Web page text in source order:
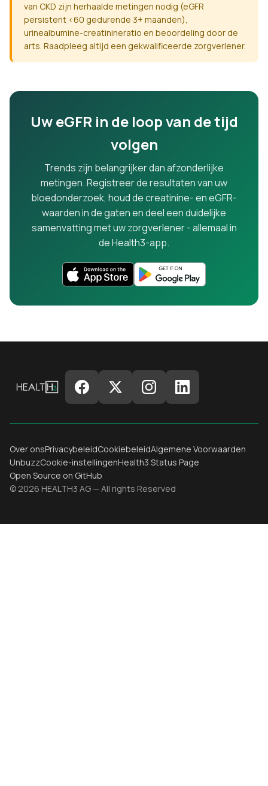
van CKD zijn herhaalde metingen nodig (eGFR
persistent <60 gedurende 3+ maanden),
urinealbumine-creatinineratio en beoordeling door de
arts. Raadpleeg altijd een gekwalificeerde zorgverlener.
Uw eGFR in de loop van de tijd
volgen
Trends zijn belangrijker dan afzonderlijke
metingen. Registreer de resultaten van uw
bloedonderzoek, houd de creatinine- en eGFR-
waarden in de gaten en deel een duidelijke
samenvatting met uw zorgverlener - allemaal in
de Health3-app.
Over onsPrivacybeleidCookiebeleidAlgemene Voorwaarden
UnbuzzCookie-instellingenHealth3 Status Page
Open Source on GitHub
© 2026 HEALTH3 AG — All rights Reserved